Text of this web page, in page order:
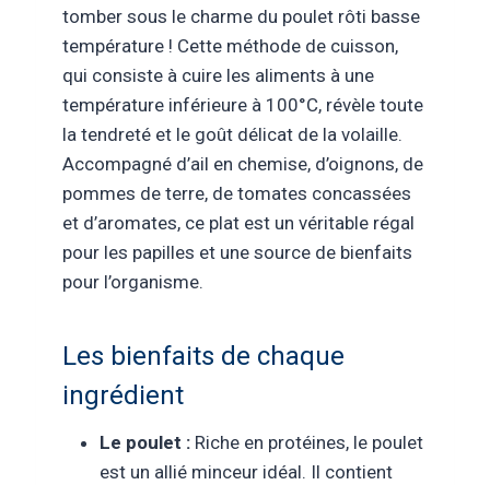
tomber sous le charme du poulet rôti basse
température ! Cette méthode de cuisson,
qui consiste à cuire les aliments à une
température inférieure à 100°C, révèle toute
la tendreté et le goût délicat de la volaille.
Accompagné d’ail en chemise, d’oignons, de
pommes de terre, de tomates concassées
et d’aromates, ce plat est un véritable régal
pour les papilles et une source de bienfaits
pour l’organisme.
Les bienfaits de chaque
ingrédient
Le poulet : Riche en protéines, le poulet
est un allié minceur idéal. Il contient